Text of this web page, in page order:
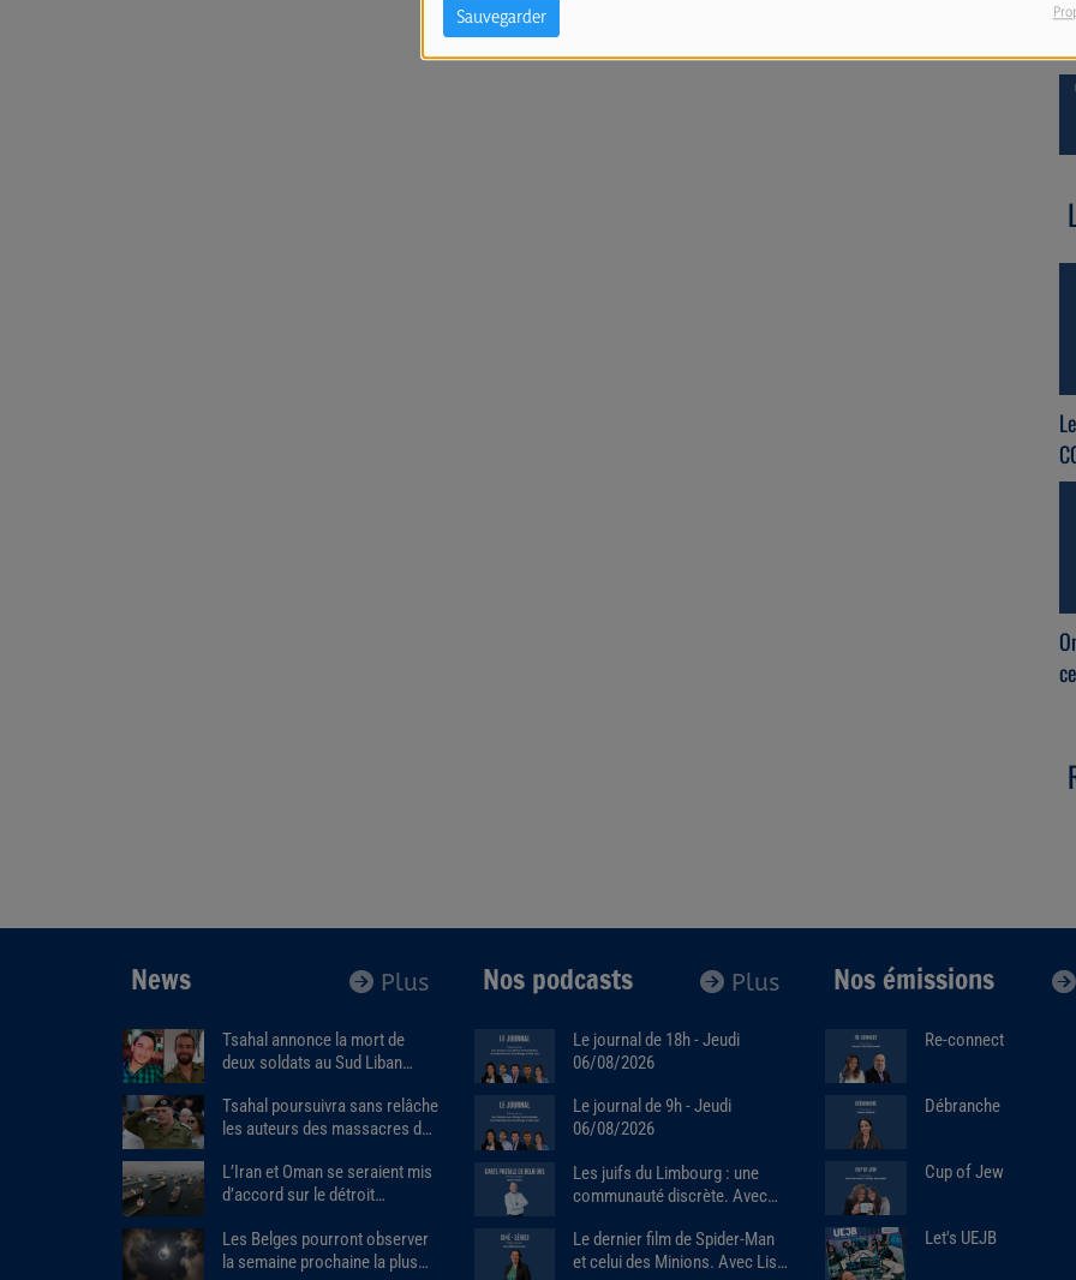
Sauvegarder
Plus
News
Tsahal annonce la mort de
deux soldats au Sud Liban
piégé.
Tsahal poursuivra sans relâche
les auteurs des massacres du
L’Iran et Oman se seraient mis
d’accord sur le détroit
Les Belges pourront observer
la semaine prochaine la plus
Plus
Nos podcasts
Le journal de 18h - Jeudi
06/08/2026
Le journal de 9h - Jeudi
06/08/2026
Les juifs du Limbourg : une
communauté discrète. Avec
Le dernier film de Spider-Man
et celui des Minions. Avec Lise
Nos émissions
Re-connect
Débranche
Cup of Jew
Let's UEJB